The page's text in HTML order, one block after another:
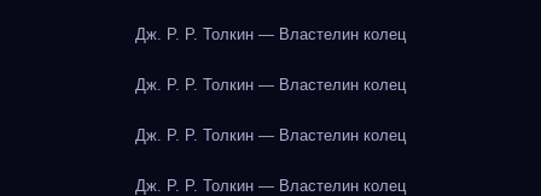
Дж. Р. Р. Толкин — Властелин колец
Дж. Р. Р. Толкин — Властелин колец
Дж. Р. Р. Толкин — Властелин колец
Дж. Р. Р. Толкин — Властелин колец